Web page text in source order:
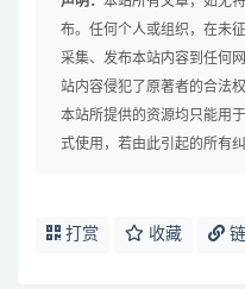
布。任何个人或组织，在未
采集、发布本站内容到任何
站内容侵犯了原著者的合法
本站所提供的资源均只能用
式使用，若由此引起的所有
打赏 收藏